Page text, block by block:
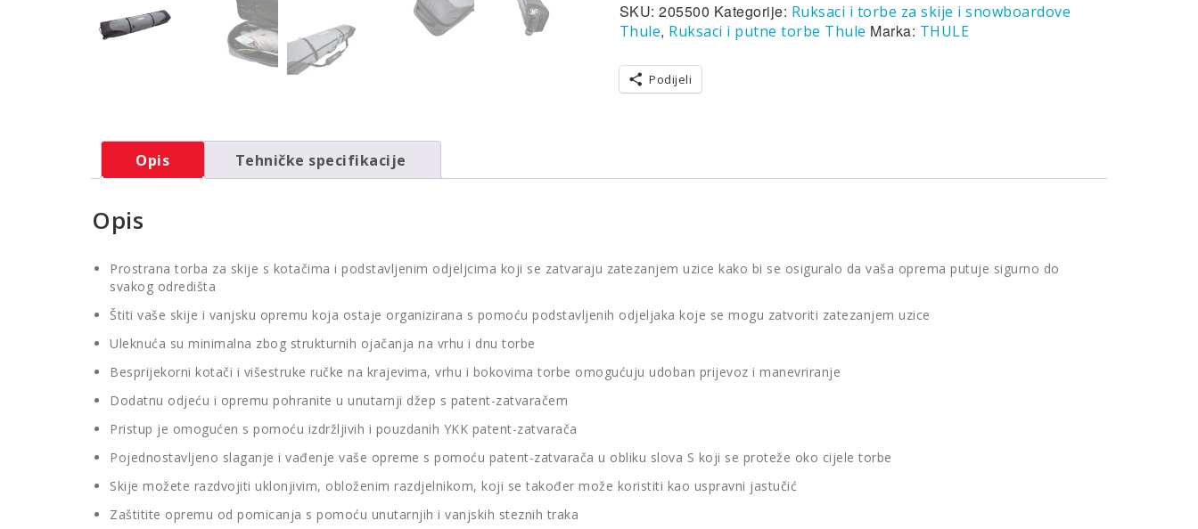
SKU:205500 Kategorije: Ruksaci i torbe za skije i snowboardove
Thule, Ruksaci i putne torbe Thule Marka: THULE
Podijeli
Opis Tehničke specifikacije
Opis
Prostrana torba za skije s kotačima i podstavljenim odjeljcima koji se zatvaraju zatezanjem uzice kako bi se osiguralo da vaša oprema putuje sigurno do
svakog odredišta
Štiti vaše skije i vanjsku opremu koja ostaje organizirana s pomoću podstavljenih odjeljaka koje se mogu zatvoriti zatezanjem uzice
Uleknuća su minimalna zbog strukturnih ojačanja na vrhu i dnu torbe
Besprijekorni kotači i višestruke ručke na krajevima, vrhu i bokovima torbe omogućuju udoban prijevoz i manevriranje
Dodatnu odjeću i opremu pohranite u unutarnji džep s patent-zatvaračem
Pristup je omogućen s pomoću izdržljivih i pouzdanih YKK patent-zatvarača
Pojednostavljeno slaganje i vađenje vaše opreme s pomoću patent-zatvarača u obliku slova S koji se proteže oko cijele torbe
Skije možete razdvojiti uklonjivim, obloženim razdjelnikom, koji se također može koristiti kao uspravni jastučić
Zaštitite opremu od pomicanja s pomoću unutarnjih i vanjskih steznih traka